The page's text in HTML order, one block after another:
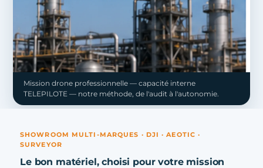
Mission drone professionnelle — capacité interne
TELEPILOTE — notre méthode, de l'audit à l'autonomie.
SHOWROOM MULTI-MARQUES · DJI · AEOTIC ·
SURVEYOR
Le bon matériel, choisi pour votre mission